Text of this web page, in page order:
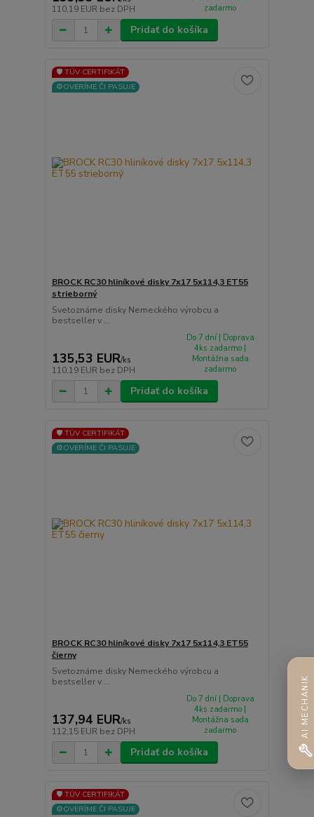
110,19 EUR bez DPH
zadarmo
Pridať do košíka
🛡️ TÜV CERTIFIKÁT
⚙️OVERÍME ČI PASUJE
BROCK RC30 hliníkové disky 7x17 5x114,3 ET55
strieborný
Svetoznáme disky Nemeckého výrobcu a
bestseller v ...
135,53 EUR/ks
110,19 EUR bez DPH
Do 7 dní | Doprava
4ks zadarmo |
Montážna sada
zadarmo
Pridať do košíka
🛡️ TÜV CERTIFIKÁT
⚙️OVERÍME ČI PASUJE
BROCK RC30 hliníkové disky 7x17 5x114,3 ET55
čierny
Svetoznáme disky Nemeckého výrobcu a
bestseller v ...
137,94 EUR/ks
112,15 EUR bez DPH
Do 7 dní | Doprava
4ks zadarmo |
Montážna sada
zadarmo
Pridať do košíka
🛡️ TÜV CERTIFIKÁT
⚙️OVERÍME ČI PASUJE
AI MECHANIK